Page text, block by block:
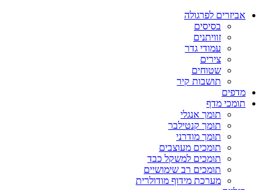
אביזרים לפרגולה
בסיסים
זוויתנים
עמודי גדר
צירים
שטוחים
תושבות קיר
מדפים
תומכי מדף
תומך אנגלי
תומך קנטילבר
תומך מודרני
תומכים מעוצבים
תומכים למשקל כבד
תומכים רב שימושיים
מערכת מידוף מודולרית